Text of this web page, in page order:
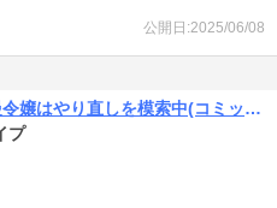
公開日:2025/06/08
悪夢から目覚めた傲慢令嬢はやり直しを模索中(コミック)
プ